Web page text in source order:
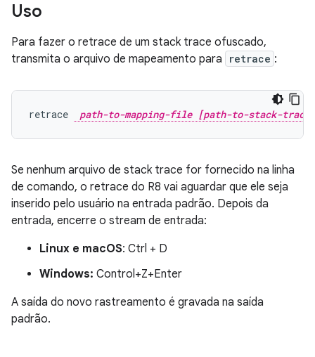
Uso
Para fazer o retrace de um stack trace ofuscado,
transmita o arquivo de mapeamento para
retrace :
retrace path-to-mapping-file [path-to-stack-
Se nenhum arquivo de stack trace for fornecido na linha
de comando, o retrace do R8 vai aguardar que ele seja
inserido pelo usuário na entrada padrão. Depois da
entrada, encerre o stream de entrada:
Linux e macOS: Ctrl + D
Windows: Control+Z+Enter
A saída do novo rastreamento é gravada na saída
padrão.